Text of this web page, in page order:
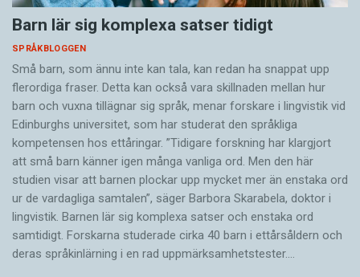
Barn lär sig komplexa satser tidigt
SPRÅKBLOGGEN
Små barn, som ännu inte kan tala, kan redan ha snappat upp
flerordiga fraser. Detta kan också vara skillnaden mellan hur
barn och vuxna tillägnar sig språk, menar forskare i lingvistik vid
Edinburghs universitet, som har studerat den språkliga
kompetensen hos ettåringar. ”Tidigare forskning har klargjort
att små barn känner igen många vanliga ord. Men den här
studien visar att barnen plockar upp mycket mer än enstaka ord
ur de vardagliga samtalen”, säger Barbora Skarabela, doktor i
lingvistik. Barnen lär sig komplexa satser och enstaka ord
samtidigt. Forskarna studerade cirka 40 barn i ettårsåldern och
deras språkinlärning i en rad uppmärksamhetstester.…